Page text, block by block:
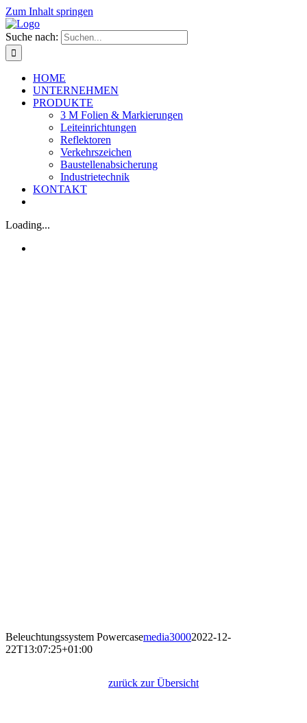
Zum Inhalt springen
Suche nach:
HOME
UNTERNEHMEN
PRODUKTE
3 M Folien & Markierungen
Leiteinrichtungen
Reflektoren
Verkehrszeichen
Baustellenabsicherung
Industrietechnik
KONTAKT
Loading...
Beleuchtungssystem Powercasemedia30002022-12-
22T13:07:25+01:00
zurück zur Übersicht